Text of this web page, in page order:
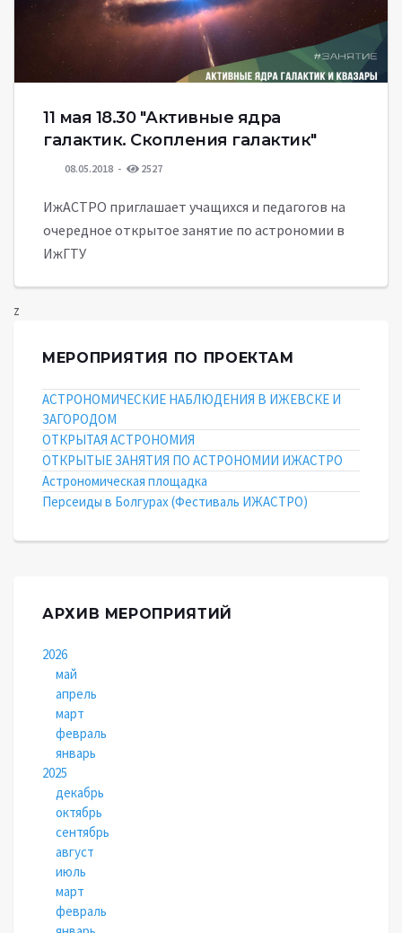
11 мая 18.30 "Активные ядра
галактик. Скопления галактик"
08.05.2018 2527
ИжАСТРО приглашает учащихся и педагогов на
очередное открытое занятие по астрономии в
ИжГТУ
z
МЕРОПРИЯТИЯ ПО ПРОЕКТАМ
АСТРОНОМИЧЕСКИЕ НАБЛЮДЕНИЯ В ИЖЕВСКЕ И
ЗАГОРОДОМ
ОТКРЫТАЯ АСТРОНОМИЯ
ОТКРЫТЫЕ ЗАНЯТИЯ ПО АСТРОНОМИИ ИЖАСТРО
Астрономическая площадка
Персеиды в Болгурах (Фестиваль ИЖАСТРО)
АРХИВ МЕРОПРИЯТИЙ
2026
май
апрель
март
февраль
январь
2025
декабрь
октябрь
сентябрь
август
июль
март
февраль